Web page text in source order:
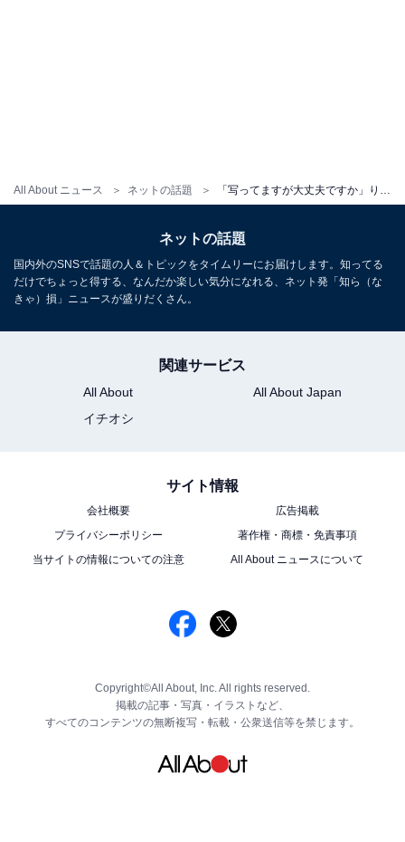
All About ニュース ネットの話題
ネットの話題
国内外のSNSで話題の人＆トピックをタイムリーにお届けします。知ってる
だけでちょっと得する、なんだか楽しい気分になれる、ネット発「知ら（な
きゃ）損」ニュースが盛りだくさん。
関連サービス
All About
All About Japan
イチオシ
サイト情報
会社概要
広告掲載
プライバシーポリシー
著作権・商標・免責事項
当サイトの情報についての注意
All About ニュースについて
Copyright©All About, Inc. All rights reserved.
掲載の記事・写真・イラストなど、
すべてのコンテンツの無断複写・転載・公衆送信等を禁じます。